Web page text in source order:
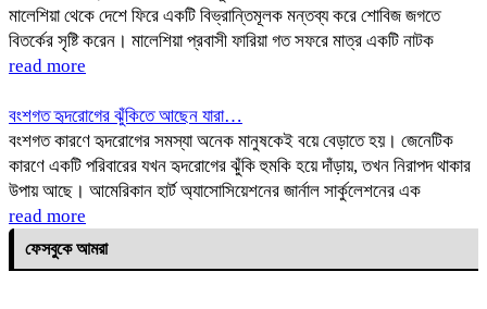
মালেশিয়া থেকে দেশে ফিরে একটি বিভ্রান্তিমূলক মন্তব্য করে শোবিজ জগতে
বিতর্কের সৃষ্টি করেন। মালেশিয়া প্রবাসী ফারিয়া গত সফরে মাত্র একটি নাটক
read more
বংশগত হৃদরোগের ঝুঁকিতে আছেন যারা…
বংশগত কারণে হৃদরোগের সমস্যা অনেক মানুষকেই বয়ে বেড়াতে হয়। জেনেটিক
কারণে একটি পরিবারের যখন হৃদরোগের ঝুঁকি হুমকি হয়ে দাঁড়ায়, তখন নিরাপদ থাকার
উপায় আছে। আমেরিকান হার্ট অ্যাসোসিয়েশনের জার্নাল সার্কুলেশনের এক
read more
ফেসবুকে আমরা